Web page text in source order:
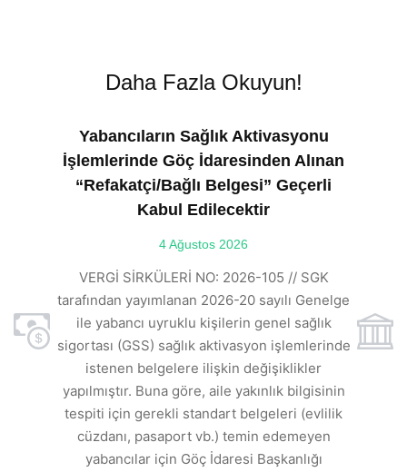
Daha Fazla Okuyun!
Yabancıların Sağlık Aktivasyonu
İşlemlerinde Göç İdaresinden Alınan
“Refakatçi/Bağlı Belgesi” Geçerli
Kabul Edilecektir
4 Ağustos 2026
VERGİ SİRKÜLERİ NO: 2026-105 // SGK
tarafından yayımlanan 2026-20 sayılı Genelge
ile yabancı uyruklu kişilerin genel sağlık
sigortası (GSS) sağlık aktivasyon işlemlerinde
istenen belgelere ilişkin değişiklikler
yapılmıştır. Buna göre, aile yakınlık bilgisinin
tespiti için gerekli standart belgeleri (evlilik
cüzdanı, pasaport vb.) temin edemeyen
yabancılar için Göç İdaresi Başkanlığı